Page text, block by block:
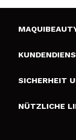
Über uns
Liefer- und
Zahlung
SICHERHEIT
NÜTZLICHE